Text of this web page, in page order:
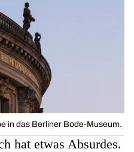
in das Berliner Bode-Museum.
hat etwas Absurdes.